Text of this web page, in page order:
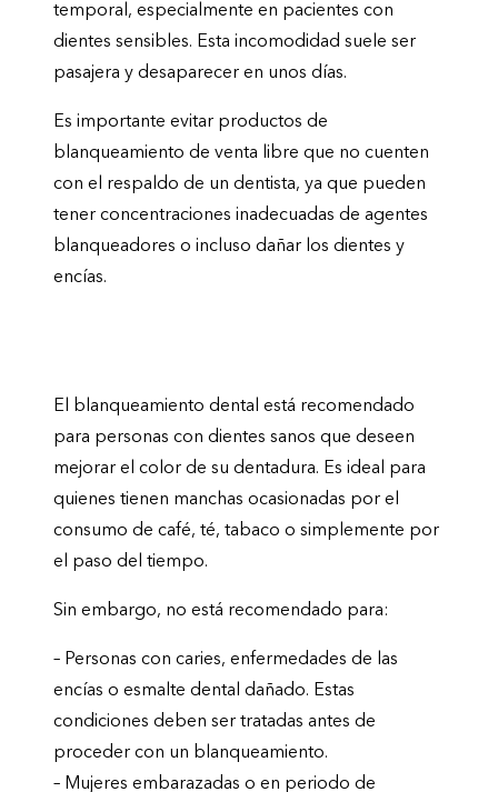
temporal, especialmente en pacientes con
dientes sensibles. Esta incomodidad suele ser
pasajera y desaparecer en unos días.
Es importante evitar productos de
blanqueamiento de venta libre que no cuenten
con el respaldo de un dentista, ya que pueden
tener concentraciones inadecuadas de agentes
blanqueadores o incluso dañar los dientes y
encías.
El blanqueamiento dental está recomendado
para personas con dientes sanos que deseen
mejorar el color de su dentadura. Es ideal para
quienes tienen manchas ocasionadas por el
consumo de café, té, tabaco o simplemente por
el paso del tiempo.
Sin embargo, no está recomendado para:
– Personas con caries, enfermedades de las
encías o esmalte dental dañado. Estas
condiciones deben ser tratadas antes de
proceder con un blanqueamiento.
– Mujeres embarazadas o en periodo de